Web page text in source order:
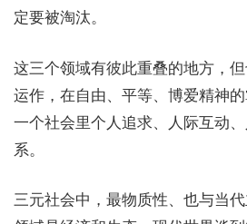
定要被淘汰。
这三个领域有彼此重叠的地方，
运作，在自由、平等、博爱精神
一个社会里个人追求、人际互动
系。
三元社会中，最物质性、也与当